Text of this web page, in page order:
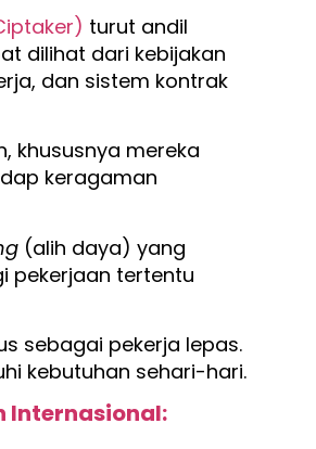
turut andil
dilihat dari kebijakan
dan sistem kontrak
khususnya mereka
keragaman
(alih daya) yang
pekerjaan tertentu
sebagai pekerja lepas.
kebutuhan sehari-hari.
Internasional: